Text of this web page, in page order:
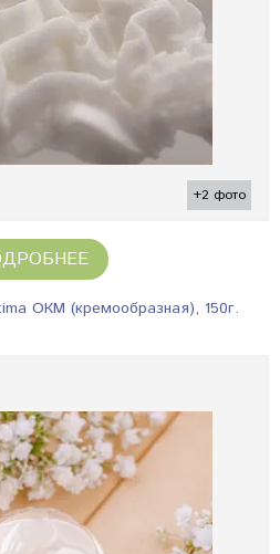
+2 фото
ОКМ (кремообразная), 150г.